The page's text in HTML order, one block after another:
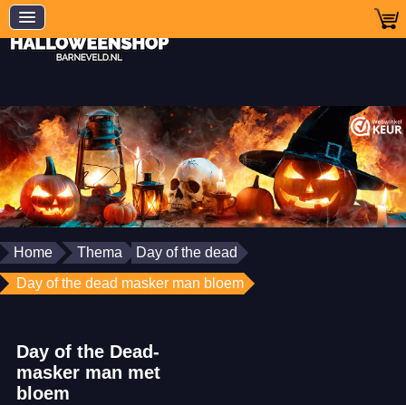
Home Thema
Day of the dead
Day of the dead masker man bloem
Day of the Dead-
masker man met
bloem